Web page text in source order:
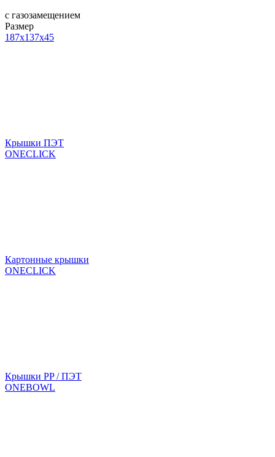
с газозамещением
Размер
187x137x45
Крышки ПЭТ
ONECLICK
Картонные крышки
ONECLICK
Крышки PP / ПЭТ
ONEBOWL